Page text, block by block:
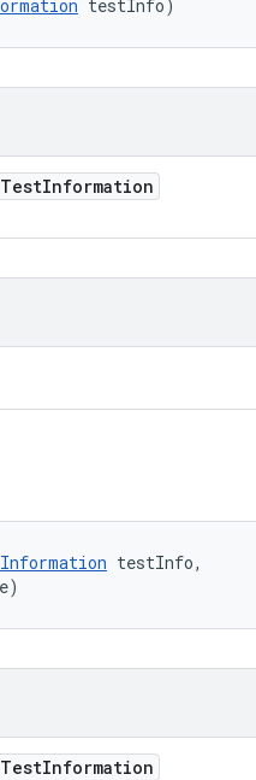
testInfo)
TestInformation
testInfo,
TestInformation